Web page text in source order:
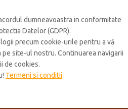
dumneavoastra in conformitate
Datelor (GDPR).
precum cookie-urile pentru a vă
site-ul nostru. Continuarea navigarii
de cookies.
Termeni si conditii